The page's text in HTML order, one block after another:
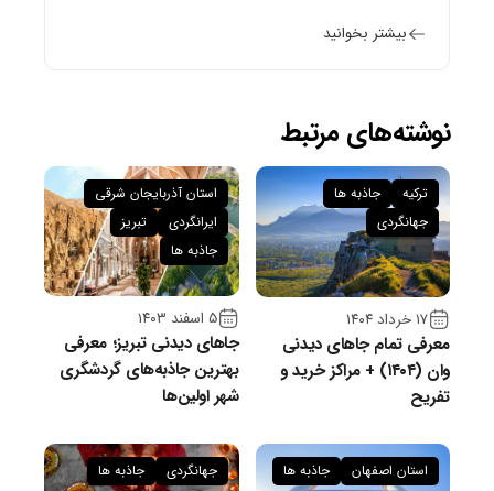
بیشتر بخوانید
نوشته‌های مرتبط
۱۷ خرداد ۱۴۰۴
معرفی تمام جاهای دیدنی
وان (۱۴۰۴) + مراکز خرید و
تفریح
ترکیه
جاذبه ها
جهانگردی
۵ اسفند ۱۴۰۳
جاهای دیدنی تبریز؛ معرفی
بهترین جاذبه‌های گردشگری
شهر اولین‌ها
استان آذربایجان شرقی
ایرانگردی
تبریز
جاذبه ها
استان اصفهان جاذبه ها جهانگردی جاذبه ها